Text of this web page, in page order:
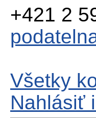
+421 2
Všetky
Nahlásiť